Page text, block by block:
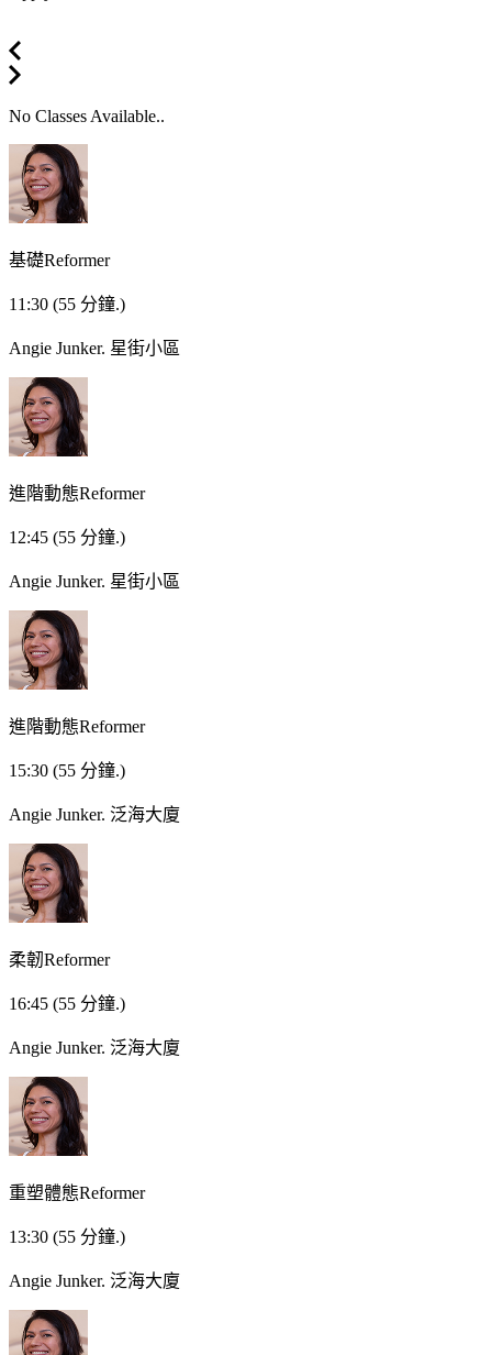
No Classes Available..
基礎Reformer
11:30 (55 分鐘.)
Angie Junker. 星街小區
進階動態Reformer
12:45 (55 分鐘.)
Angie Junker. 星街小區
進階動態Reformer
15:30 (55 分鐘.)
Angie Junker. 泛海大廈
柔韌Reformer
16:45 (55 分鐘.)
Angie Junker. 泛海大廈
重塑體態Reformer
13:30 (55 分鐘.)
Angie Junker. 泛海大廈